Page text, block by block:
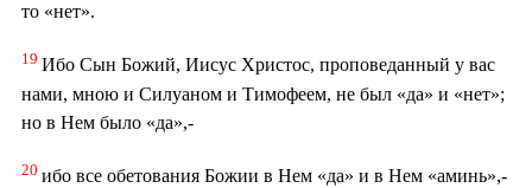
то «нет».
19 Ибо Сын Божий, Иисус Христос, проповеданный у вас
нами, мною и Силуаном и Тимофеем, не был «да» и «нет»;
но в Нем было «да»,-
20 ибо все обетования Божии в Нем «да» и в Нем «аминь»,-